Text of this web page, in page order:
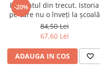
-20%
Prezentul din trecut. Istoria
pe care nu o înveți la școală
84,50 Lei
67,60 Lei
ADAUGA IN COS